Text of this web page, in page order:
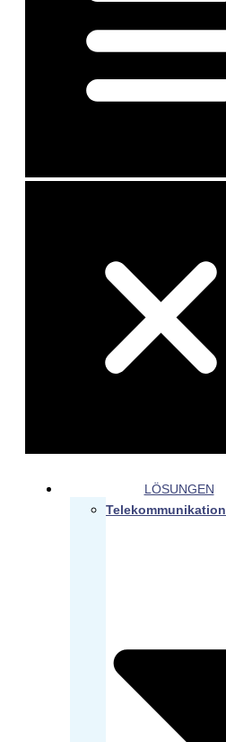
LÖSUNGEN
Telekommunikation